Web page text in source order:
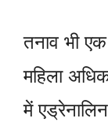
तनाव भी
महिला
में